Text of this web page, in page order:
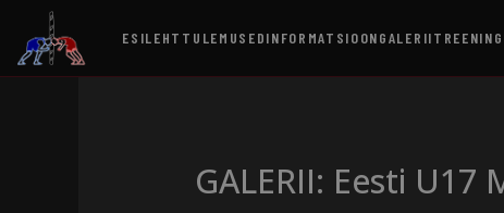
ESILEHT TULEMUSEDINFORMATSIOONGALERII
GALERII: Eesti U17